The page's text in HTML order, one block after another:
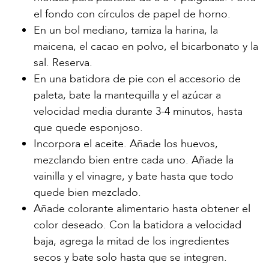
el fondo con círculos de papel de horno.
En un bol mediano, tamiza la harina, la
maicena, el cacao en polvo, el bicarbonato y la
sal. Reserva.
En una batidora de pie con el accesorio de
paleta, bate la mantequilla y el azúcar a
velocidad media durante 3-4 minutos, hasta
que quede esponjoso.
Incorpora el aceite. Añade los huevos,
mezclando bien entre cada uno. Añade la
vainilla y el vinagre, y bate hasta que todo
quede bien mezclado.
Añade colorante alimentario hasta obtener el
color deseado. Con la batidora a velocidad
baja, agrega la mitad de los ingredientes
secos y bate solo hasta que se integren.